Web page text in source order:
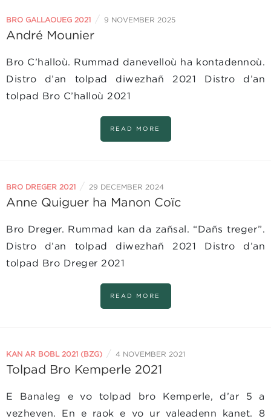
BRO GALLAOUEG 2021 / 9 NOVEMBER 2025
André Mounier
Bro C’halloù. Rummad danevelloù ha kontadennoù.
Distro d’an tolpad diwezhañ 2021 Distro d’an
tolpad Bro C’halloù 2021
READ MORE
BRO DREGER 2021 / 29 DECEMBER 2024
Anne Quiguer ha Manon Coïc
Bro Dreger. Rummad kan da zañsal. “Dañs treger”.
Distro d’an tolpad diwezhañ 2021 Distro d’an
tolpad Bro Dreger 2021
READ MORE
KAN AR BOBL 2021 (BZG) / 4 NOVEMBER 2021
Tolpad Bro Kemperle 2021
E Banaleg e vo tolpad bro Kemperle, d’ar 5 a
vezheven. En e raok e vo ur valeadenn kanet. 8